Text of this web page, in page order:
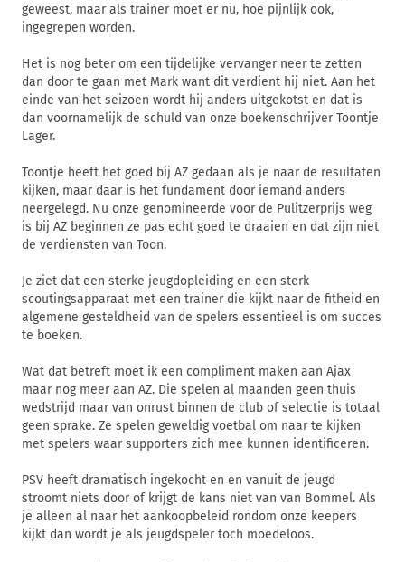
geweest, maar als trainer moet er nu, hoe pijnlijk ook,
ingegrepen worden.
Het is nog beter om een tijdelijke vervanger neer te zetten
dan door te gaan met Mark want dit verdient hij niet. Aan het
einde van het seizoen wordt hij anders uitgekotst en dat is
dan voornamelijk de schuld van onze boekenschrijver Toontje
Lager.
Toontje heeft het goed bij AZ gedaan als je naar de resultaten
kijken, maar daar is het fundament door iemand anders
neergelegd. Nu onze genomineerde voor de Pulitzerprijs weg
is bij AZ beginnen ze pas echt goed te draaien en dat zijn niet
de verdiensten van Toon.
Je ziet dat een sterke jeugdopleiding en een sterk
scoutingsapparaat met een trainer die kijkt naar de fitheid en
algemene gesteldheid van de spelers essentieel is om succes
te boeken.
Wat dat betreft moet ik een compliment maken aan Ajax
maar nog meer aan AZ. Die spelen al maanden geen thuis
wedstrijd maar van onrust binnen de club of selectie is totaal
geen sprake. Ze spelen geweldig voetbal om naar te kijken
met spelers waar supporters zich mee kunnen identificeren.
PSV heeft dramatisch ingekocht en en vanuit de jeugd
stroomt niets door of krijgt de kans niet van van Bommel. Als
je alleen al naar het aankoopbeleid rondom onze keepers
kijkt dan wordt je als jeugdspeler toch moedeloos.